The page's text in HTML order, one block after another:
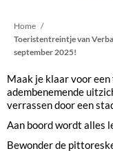
Home
Toeristentreintje van
september 2025!
Maak je klaar voor
adembenemende
verrassen door een
Aan boord wordt alles
Bewonder de